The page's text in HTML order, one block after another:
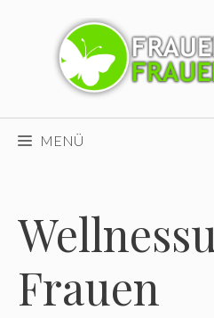
MENÜ
Frauen